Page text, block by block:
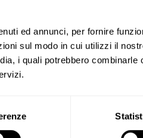
ed annunci, per fornire
sul modo in cui utilizzi il
i quali potrebbero